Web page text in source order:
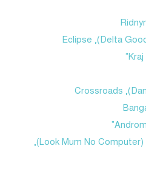
(Look Mum No Computer),